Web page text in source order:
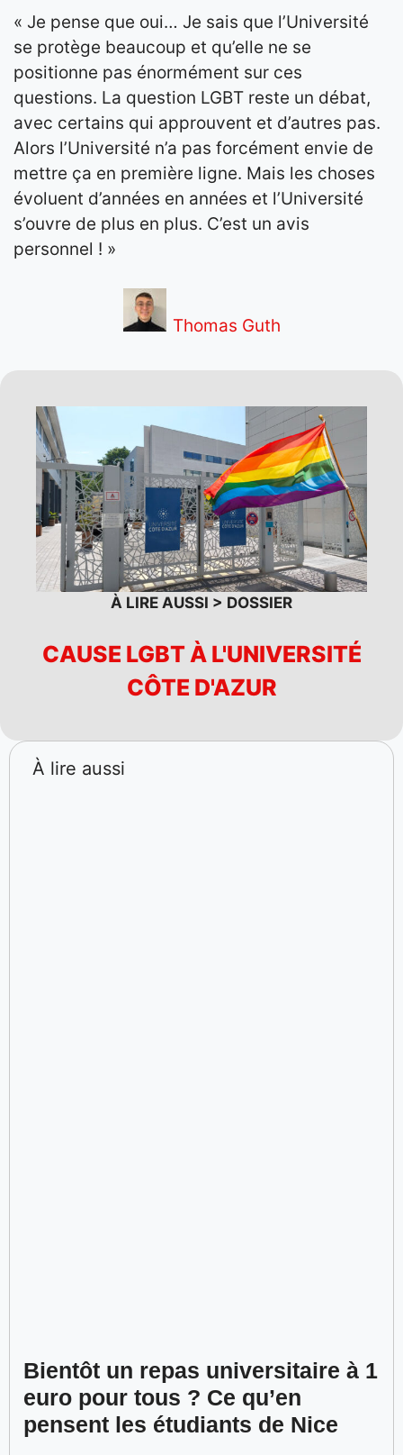
« Je pense que oui… Je sais que l’Université
se protège beaucoup et qu’elle ne se
positionne pas énormément sur ces
questions. La question LGBT reste un débat,
avec certains qui approuvent et d’autres pas.
Alors l’Université n’a pas forcément envie de
mettre ça en première ligne. Mais les choses
évoluent d’années en années et l’Université
s’ouvre de plus en plus. C’est un avis
personnel ! »
Thomas Guth
À LIRE AUSSI > DOSSIER
CAUSE LGBT À L'UNIVERSITÉ
CÔTE D'AZUR
À lire aussi
Bientôt un repas universitaire à 1
euro pour tous ? Ce qu’en
pensent les étudiants de Nice